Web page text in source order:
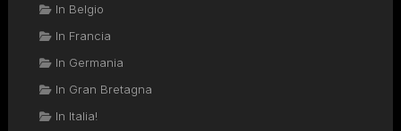
In Belgio
In Francia
In Germania
In Gran Bretagna
In Italia!